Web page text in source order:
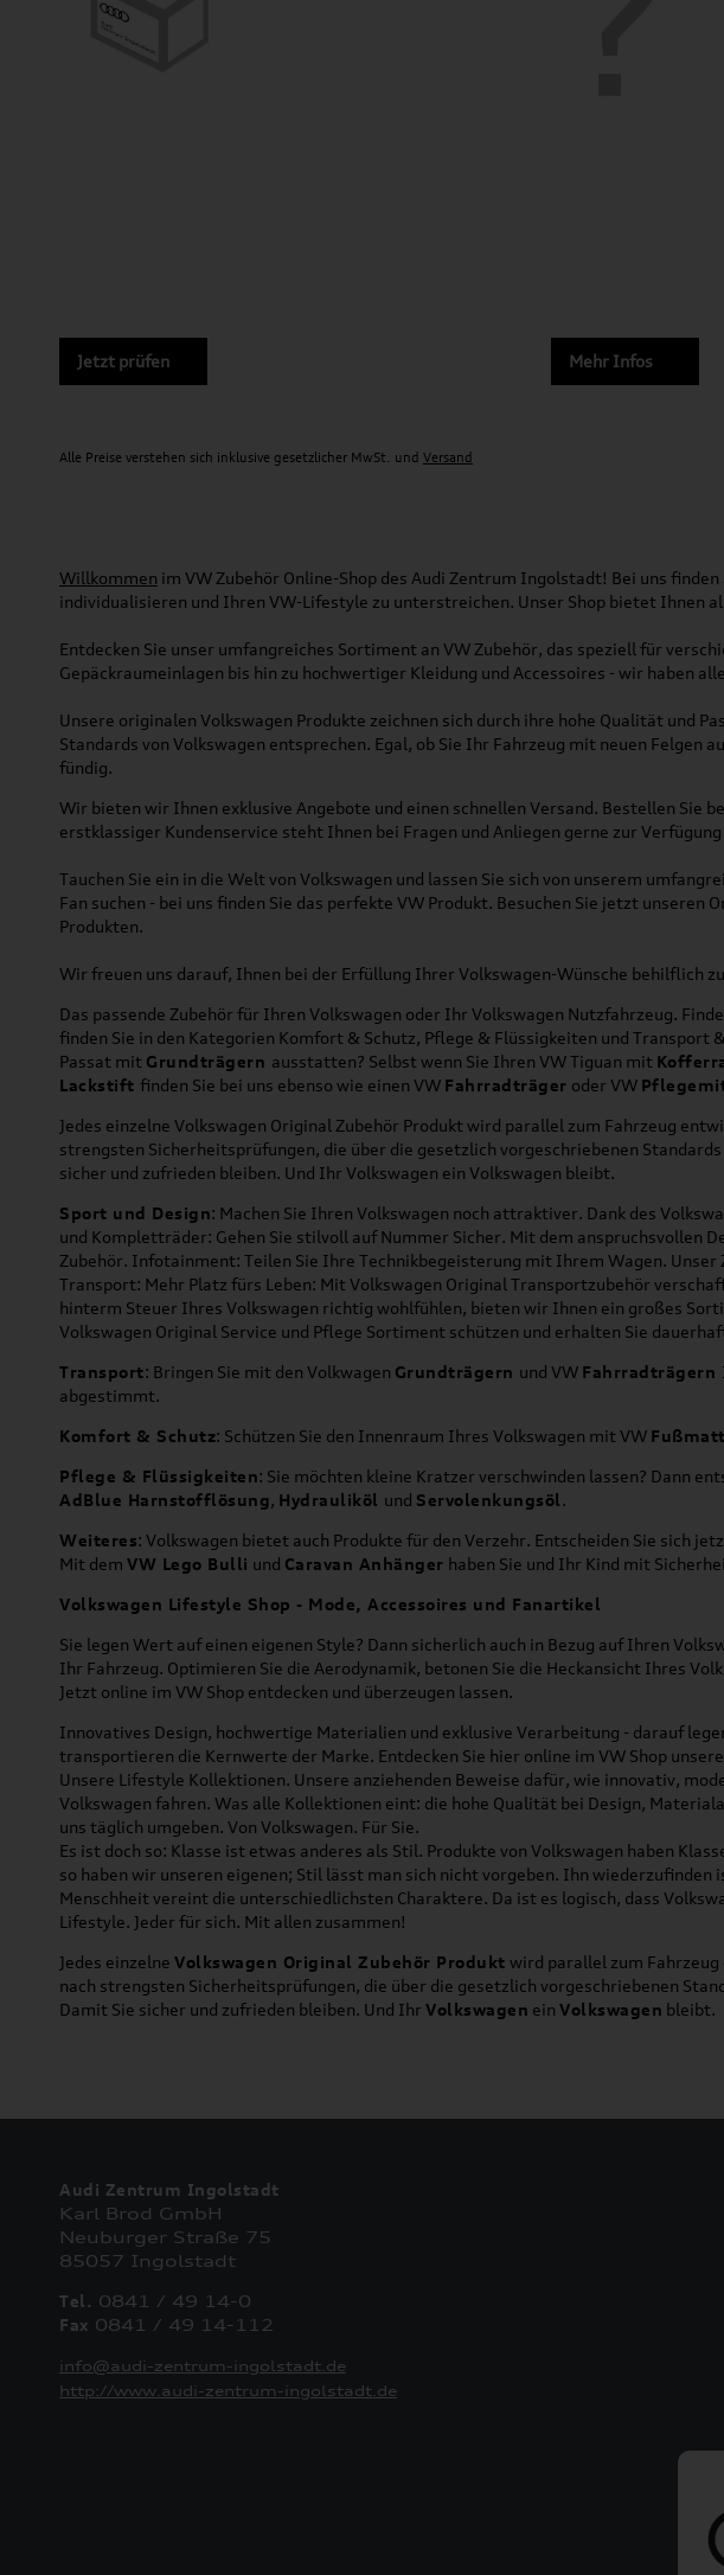
Jetzt prüfen Mehr Infos
Alle Preise verstehen sich inklusive gesetzlicher MwSt. und Versand
Willkommen im VW Zubehör Online-Shop des Audi Zentrum Ingolstadt! Bei uns
individualisieren und Ihren VW-Lifestyle zu unterstreichen. Unser Shop bietet Ihnen
Entdecken Sie unser umfangreiches Sortiment an VW Zubehör, das speziell für
Gepäckraumeinlagen bis hin zu hochwertiger Kleidung und Accessoires - wir haben
Unsere originalen Volkswagen Produkte zeichnen sich durch ihre hohe Qualität und
Standards von Volkswagen entsprechen. Egal, ob Sie Ihr Fahrzeug mit neuen Felgen
fündig.
Wir bieten wir Ihnen exklusive Angebote und einen schnellen Versand. Bestellen Sie
erstklassiger Kundenservice steht Ihnen bei Fragen und Anliegen gerne zur
Tauchen Sie ein in die Welt von Volkswagen und lassen Sie sich von unserem
Fan suchen - bei uns finden Sie das perfekte VW Produkt. Besuchen Sie jetzt unseren
Produkten.
Wir freuen uns darauf, Ihnen bei der Erfüllung Ihrer Volkswagen-Wünsche behilflich
Das passende Zubehör für Ihren Volkswagen oder Ihr Volkswagen Nutzfahrzeug.
finden Sie in den Kategorien Komfort & Schutz, Pflege & Flüssigkeiten und Transport
Passat mit Grundträgern ausstatten? Selbst wenn Sie Ihren VW Tiguan mit
Lackstift finden Sie bei uns ebenso wie einen VW Fahrradträger oder VW
Jedes einzelne Volkswagen Original Zubehör Produkt wird parallel zum Fahrzeug
strengsten Sicherheitsprüfungen, die über die gesetzlich vorgeschriebenen
sicher und zufrieden bleiben. Und Ihr Volkswagen ein Volkswagen bleibt.
Sport und Design: Machen Sie Ihren Volkswagen noch attraktiver. Dank des
und Kompletträder: Gehen Sie stilvoll auf Nummer Sicher. Mit dem anspruchsvollen
Zubehör. Infotainment: Teilen Sie Ihre Technikbegeisterung mit Ihrem Wagen.
Transport: Mehr Platz fürs Leben: Mit Volkswagen Original Transportzubehör
hinterm Steuer Ihres Volkswagen richtig wohlfühlen, bieten wir Ihnen ein großes
Volkswagen Original Service und Pflege Sortiment schützen und erhalten Sie
Transport: Bringen Sie mit den Volkwagen Grundträgern und VW Fahrradträgern
abgestimmt.
Komfort & Schutz: Schützen Sie den Innenraum Ihres Volkswagen mit VW
Pflege & Flüssigkeiten: Sie möchten kleine Kratzer verschwinden lassen? Dann
AdBlue Harnstofflösung, Hydrauliköl und Servolenkungsöl.
Weiteres: Volkswagen bietet auch Produkte für den Verzehr. Entscheiden Sie sich
Mit dem VW Lego Bulli und Caravan Anhänger haben Sie und Ihr Kind mit
Volkswagen Lifestyle Shop - Mode, Accessoires und Fanartikel
Sie legen Wert auf einen eigenen Style? Dann sicherlich auch in Bezug auf Ihren
Ihr Fahrzeug. Optimieren Sie die Aerodynamik, betonen Sie die Heckansicht Ihres
Jetzt online im VW Shop entdecken und überzeugen lassen.
Innovatives Design, hochwertige Materialien und exklusive Verarbeitung - darauf
transportieren die Kernwerte der Marke. Entdecken Sie hier online im VW Shop
Unsere Lifestyle Kollektionen. Unsere anziehenden Beweise dafür, wie innovativ,
Volkswagen fahren. Was alle Kollektionen eint: die hohe Qualität bei Design,
uns täglich umgeben. Von Volkswagen. Für Sie.
Es ist doch so: Klasse ist etwas anderes als Stil. Produkte von Volkswagen haben
so haben wir unseren eigenen; Stil lässt man sich nicht vorgeben. Ihn
Menschheit vereint die unterschiedlichsten Charaktere. Da ist es logisch, dass
Lifestyle. Jeder für sich. Mit allen zusammen!
Jedes einzelne Volkswagen Original Zubehör Produkt wird parallel zum
nach strengsten Sicherheitsprüfungen, die über die gesetzlich vorgeschriebenen
Damit Sie sicher und zufrieden bleiben. Und Ihr Volkswagen ein Volkswagen bleibt.
Audi Zentrum Ingolstadt
Karl Brod GmbH
Neuburger Straße 75
85057 Ingolstadt
Tel. 0841 / 49 14-0
Fax 0841 / 49 14-112
info@audi-zentrum-ingolstadt.de
http://www.audi-zentrum-ingolstadt.de